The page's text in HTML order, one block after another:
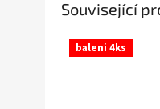
Související
baleni 4ks